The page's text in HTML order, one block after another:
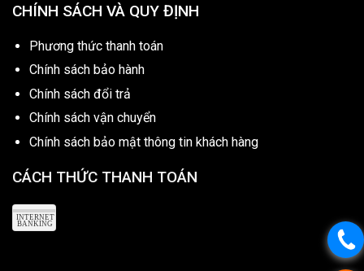
CHÍNH SÁCH VÀ QUY ĐỊNH
Phương thức thanh toán
Chính sách bảo hành
Chính sách đổi trả
Chính sách vận chuyển
Chính sách bảo mật thông tin khách hàng
CÁCH THỨC THANH TOÁN